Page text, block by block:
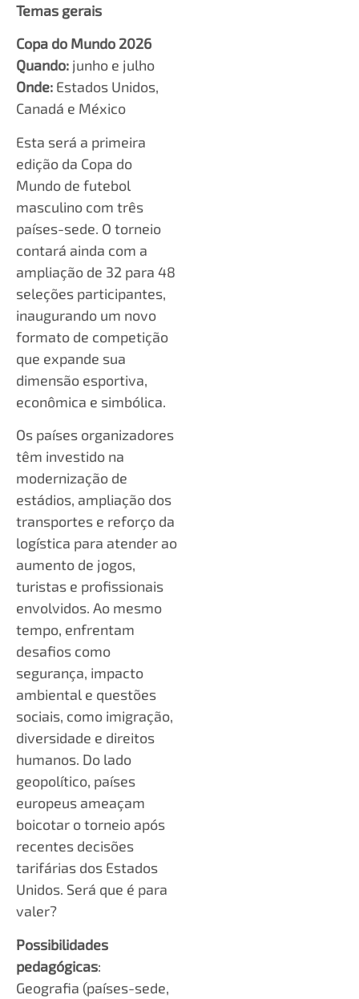
Temas gerais
Copa do Mundo 2026
Quando: junho e julho
Onde: Estados Unidos,
Canadá e México
Esta será a primeira
edição da Copa do
Mundo de futebol
masculino com três
países-sede. O torneio
contará ainda com a
ampliação de 32 para 48
seleções participantes,
inaugurando um novo
formato de competição
que expande sua
dimensão esportiva,
econômica e simbólica.
Os países organizadores
têm investido na
modernização de
estádios, ampliação dos
transportes e reforço da
logística para atender ao
aumento de jogos,
turistas e profissionais
envolvidos. Ao mesmo
tempo, enfrentam
desafios como
segurança, impacto
ambiental e questões
sociais, como imigração,
diversidade e direitos
humanos. Do lado
geopolítico, países
europeus ameaçam
boicotar o torneio após
recentes decisões
tarifárias dos Estados
Unidos. Será que é para
valer?
Possibilidades
pedagógicas:
Geografia (países-sede,